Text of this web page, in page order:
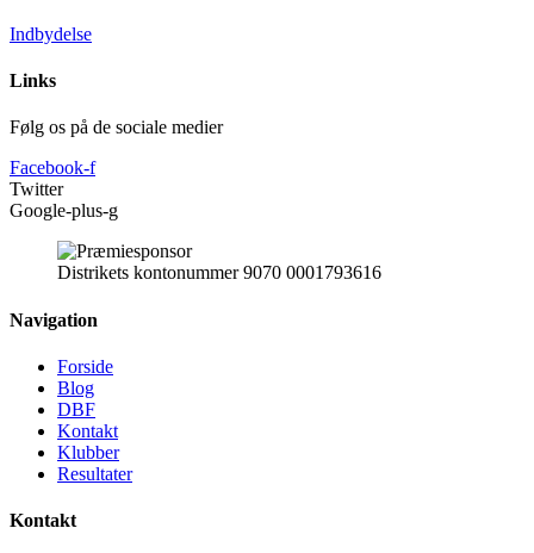
Indbydelse
Links
Følg os på de sociale medier
Facebook-f
Twitter
Google-plus-g
Distrikets kontonummer 9070 0001793616
Navigation
Forside
Blog
DBF
Kontakt
Klubber
Resultater
Kontakt